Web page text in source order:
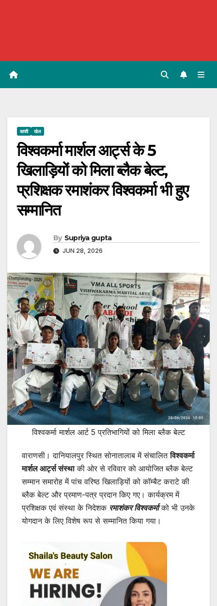
काशी खेल
विश्वकर्मा मार्शल आर्ट्स के 5
खिलाड़ियों को मिला ब्लैक बेल्ट,
प्रशिक्षक रमाशंकर विश्वकर्मा भी हुए
सम्मानित
By Supriya gupta
JUN 28, 2026
विश्वकर्मा मार्शल आर्ट 5 प्रतिभागियों को मिला ब्लैक बेल्ट
वाराणसी। दानियालपुर स्थित सोनातालाब में संचालितविश्वकर्मा
मार्शल आर्ट्स संस्थाकी ओर से रविवार को आयोजित ब्लैक बेल्ट
सम्मान समारोह में पांच वरिष्ठ खिलाड़ियों को कॉम्बैट कराटे की
ब्लैक बेल्ट और प्रमाण-पत्र प्रदान किए गए। कार्यक्रम में
प्रशिक्षक एवं संस्था के निदेशक रमाशंकर विश्वकर्माको भी उनके
योगदान के लिए विशेष रूप से सम्मानित किया गया।